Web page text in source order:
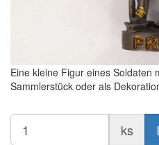
Eine kleine Figur eines Soldaten
Sammlerstück oder als
ks